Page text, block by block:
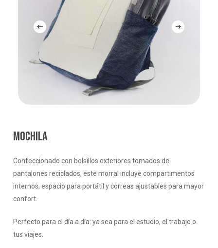
MOCHILA
Confeccionado con bolsillos exteriores tomados de
pantalones reciclados, este morral incluye compartimentos
internos, espacio para portátil y correas ajustables para mayor
confort.
Perfecto para el día a día: ya sea para el estudio, el trabajo o
tus viajes.